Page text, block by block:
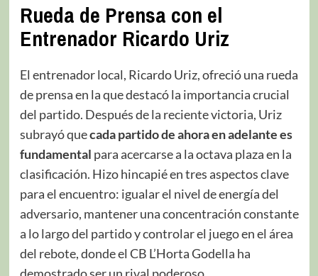
Rueda de Prensa con el
Entrenador Ricardo Uriz
El entrenador local, Ricardo Uriz, ofreció una rueda
de prensa en la que destacó la importancia crucial
del partido. Después de la reciente victoria, Uriz
subrayó quecada partido de ahora en adelante es
fundamental para acercarse a la octava plaza en la
clasificación. Hizo hincapié en tres aspectos clave
para el encuentro: igualar el nivel de energía del
adversario, mantener una concentración constante
a lo largo del partido y controlar el juego en el área
del rebote, donde el CB L’Horta Godella ha